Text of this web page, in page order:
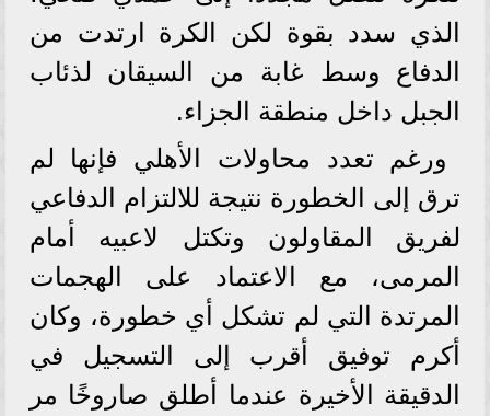
الذي سدد بقوة لكن الكرة ارتدت من
الدفاع وسط غابة من السيقان لذئاب
الجبل داخل منطقة الجزاء.
ورغم تعدد محاولات الأهلي فإنها لم
ترق إلى الخطورة نتيجة للالتزام الدفاعي
لفريق المقاولون وتكتل لاعبيه أمام
المرمى، مع الاعتماد على الهجمات
المرتدة التي لم تشكل أي خطورة، وكان
أكرم توفيق أقرب إلى التسجيل في
الدقيقة الأخيرة عندما أطلق صاروخًا مر